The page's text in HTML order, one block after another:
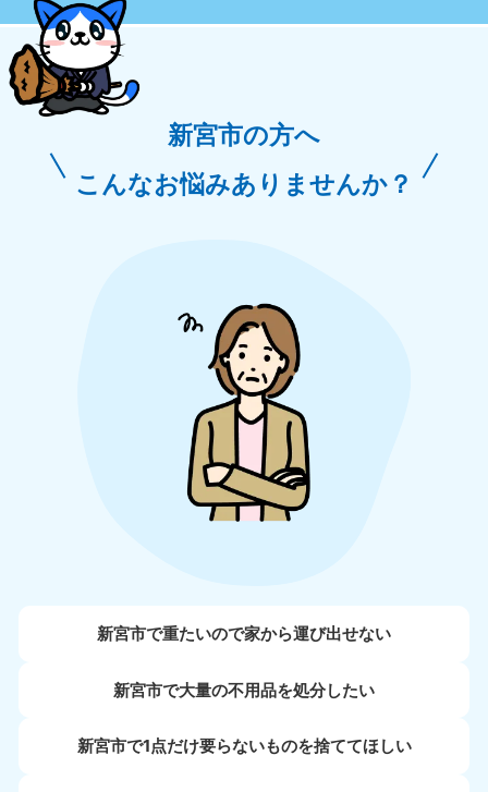
新宮市の方へ
こんなお悩みありませんか？
新宮市で重たいので家から運び出せない
新宮市で大量の不用品を処分したい
新宮市で1点だけ要らないものを捨ててほしい